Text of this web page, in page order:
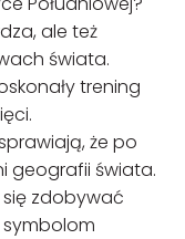
ale też
świata.
trening
że po
geografii świata.
zdobywać